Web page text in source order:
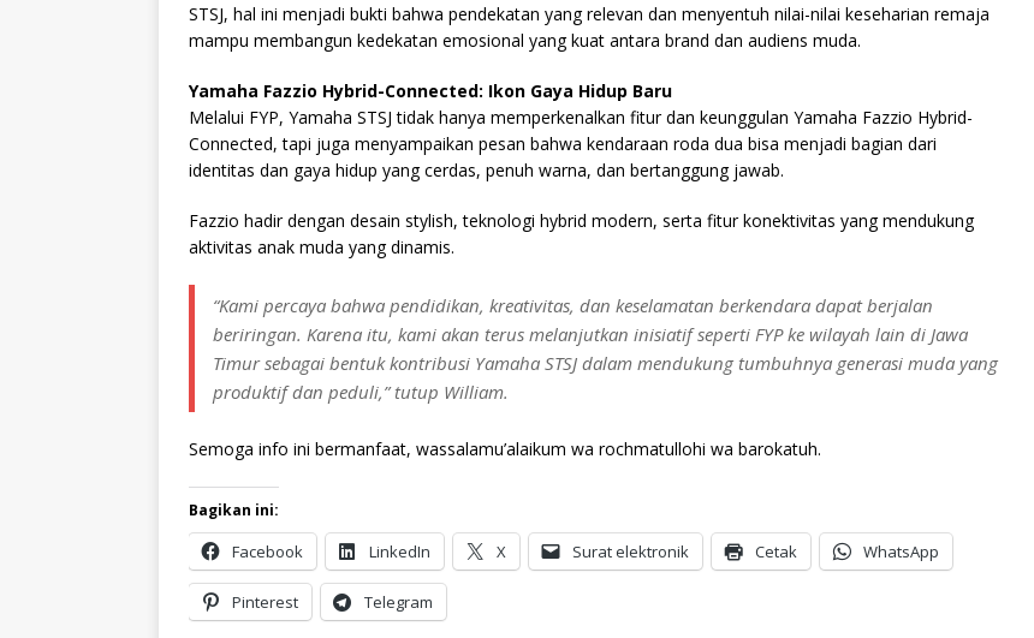
STSJ, hal ini menjadi bukti bahwa pendekatan yang relevan dan menyentuh nilai-nilai keseharian remaja
mampu membangun kedekatan emosional yang kuat antara brand dan audiens muda.
Yamaha Fazzio Hybrid-Connected: Ikon Gaya Hidup Baru
Melalui FYP, Yamaha STSJ tidak hanya memperkenalkan fitur dan keunggulan Yamaha Fazzio Hybrid-
Connected, tapi juga menyampaikan pesan bahwa kendaraan roda dua bisa menjadi bagian dari
identitas dan gaya hidup yang cerdas, penuh warna, dan bertanggung jawab.
Fazzio hadir dengan desain stylish, teknologi hybrid modern, serta fitur konektivitas yang mendukung
aktivitas anak muda yang dinamis.
“Kami percaya bahwa pendidikan, kreativitas, dan keselamatan berkendara dapat berjalan
beriringan. Karena itu, kami akan terus melanjutkan inisiatif seperti FYP ke wilayah lain di Jawa
Timur sebagai bentuk kontribusi Yamaha STSJ dalam mendukung tumbuhnya generasi muda yang
produktif dan peduli,” tutup William.
Semoga info ini bermanfaat, wassalamu’alaikum wa rochmatullohi wa barokatuh.
Bagikan ini:
Facebook LinkedIn X Surat elektronik Cetak WhatsApp
Pinterest Telegram